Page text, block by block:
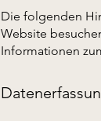
Die folgenden
Website
Informationen